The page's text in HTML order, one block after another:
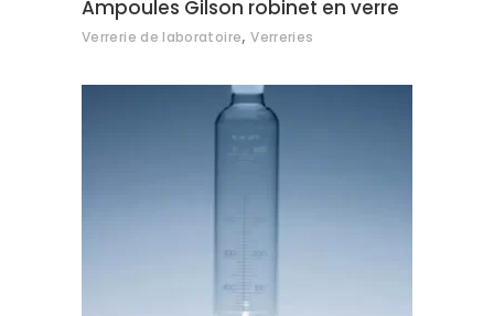
Ampoules Gilson robinet en verre
Verrerie de laboratoire,Verreries
AJOUTER AU DEVIS